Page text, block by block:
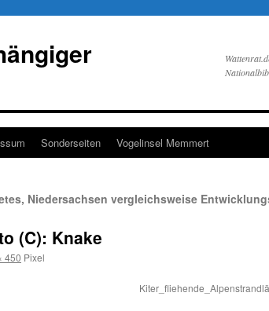
Sonderseiten Vogelinsel Memmert
Niedersachsen vergleichsweise
(C): Knake
450 Pixel